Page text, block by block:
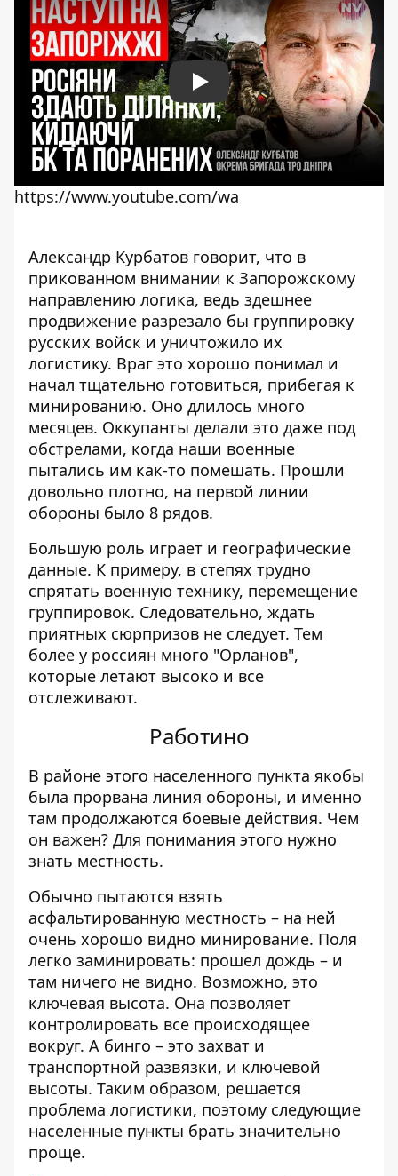
Play
Александр Курбатов говорит, что в
прикованном внимании к Запорожскому
направлению логика, ведь здешнее
продвижение разрезало бы группировку
русских войск и уничтожило их
логистику. Враг это хорошо понимал и
начал тщательно готовиться, прибегая к
минированию. Оно длилось много
месяцев. Оккупанты делали это даже под
обстрелами, когда наши военные
пытались им как-то помешать. Прошли
довольно плотно, на первой линии
обороны было 8 рядов.
Большую роль играет и географические
данные. К примеру, в степях трудно
спрятать военную технику, перемещение
группировок. Следовательно, ждать
приятных сюрпризов не следует. Тем
более у россиян много "Орланов",
которые летают высоко и все
отслеживают.
Работино
В районе этого населенного пункта якобы
была прорвана линия обороны, и именно
там продолжаются боевые действия. Чем
он важен? Для понимания этого нужно
знать местность.
Обычно пытаются взять
асфальтированную местность – на ней
очень хорошо видно минирование. Поля
легко заминировать: прошел дождь – и
там ничего не видно. Возможно, это
ключевая высота. Она позволяет
контролировать все происходящее
вокруг. А бинго – это захват и
транспортной развязки, и ключевой
высоты. Таким образом, решается
проблема логистики, поэтому следующие
населенные пункты брать значительно
проще.